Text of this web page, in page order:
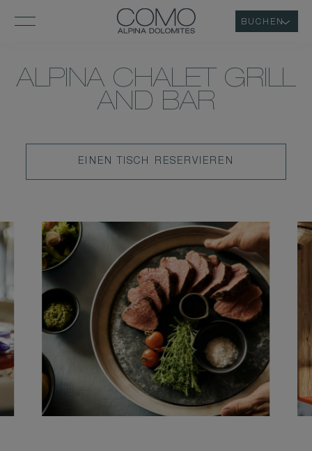
BUCHEN
ALPINA CHALET GRILL
AND BAR
EINEN
TISCH
EINEN TISCH RESERVIEREN